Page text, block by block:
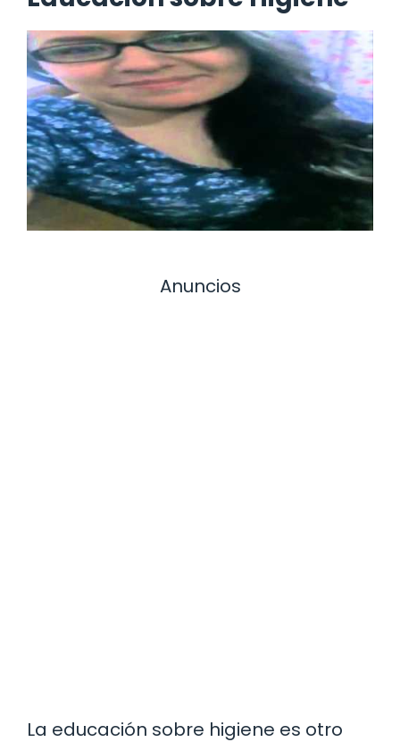
Anuncios
La educación sobre higiene es otro